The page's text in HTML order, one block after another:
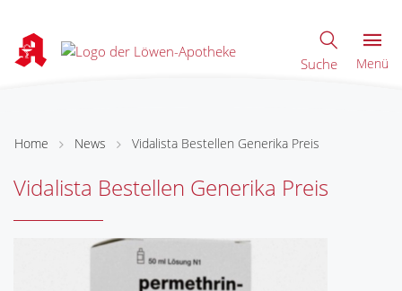
Suche Menü
Home News Vidalista Bestellen Generika Preis
Vidalista Bestellen Generika Preis